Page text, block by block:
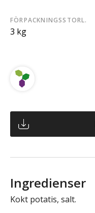
FÖRPACKNINGSSTORL.
3 kg
Ingredienser
Kokt potatis, salt.